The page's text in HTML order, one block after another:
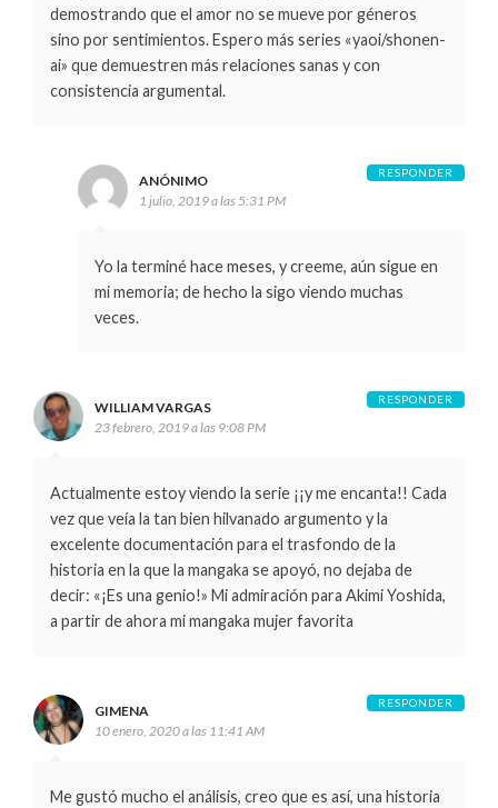
demostrando que el amor no se mueve por géneros
sino por sentimientos. Espero más series «yaoi/shonen-
ai» que demuestren más relaciones sanas y con
consistencia argumental.
ANÓNIMO
1 julio, 2019 a las 5:31 PM
Yo la terminé hace meses, y creeme, aún sigue en
mi memoria; de hecho la sigo viendo muchas
veces.
RESPONDER
WILLIAM VARGAS
23 febrero, 2019 a las 9:08 PM
Actualmente estoy viendo la serie ¡¡y me encanta!! Cada
vez que veía la tan bien hilvanado argumento y la
excelente documentación para el trasfondo de la
historia en la que la mangaka se apoyó, no dejaba de
decir: «¡Es una genio!» Mi admiración para Akimi Yoshida,
a partir de ahora mi mangaka mujer favorita
RESPONDER
GIMENA
10 enero, 2020 a las 11:41 AM
Me gustó mucho el análisis, creo que es así, una historia
RESPONDER